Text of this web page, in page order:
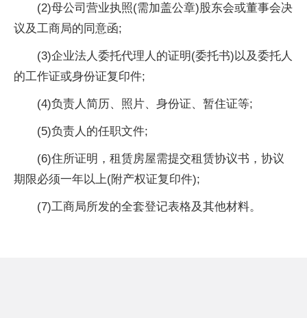
(2)母公司营业执照(需加盖公章)股东会或董事会决
议及工商局的同意函;
(3)企业法人委托代理人的证明(委托书)以及委托人
的工作证或身份证复印件;
(4)负责人简历、照片、身份证、暂住证等;
(5)负责人的任职文件;
(6)住所证明，租赁房屋需提交租赁协议书，协议
期限必须一年以上(附产权证复印件);
(7)工商局所发的全套登记表格及其他材料。